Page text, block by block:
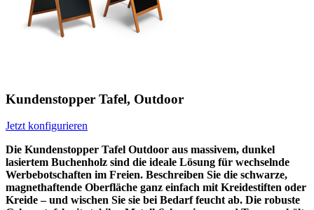
Kundenstopper Tafel, Outdoor
Jetzt konfigurieren
Die Kundenstopper Tafel Outdoor aus massivem, dunkel
lasiertem Buchenholz sind die ideale Lösung für wechselnde
Werbebotschaften im Freien. Beschreiben Sie die schwarze,
magnethaftende Oberfläche ganz einfach mit Kreidestiften oder
Kreide – und wischen Sie sie bei Bedarf feucht ab. Die robuste